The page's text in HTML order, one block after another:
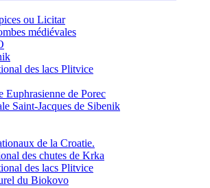
ou Licitar
médiévales
des lacs Plitvice
Euphrasienne de Porec
Saint-Jacques de Sibenik
de la Croatie.
des chutes de Krka
des lacs Plitvice
du Biokovo